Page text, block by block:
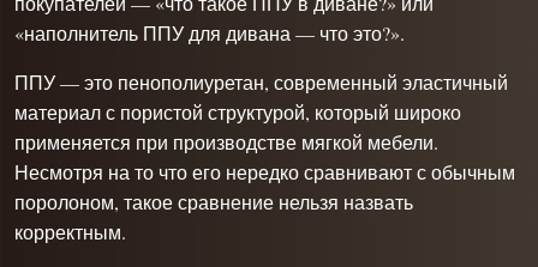
«наполнитель ППУ для дивана — что это?».
ППУ — это пенополиуретан, современный эластичный
материал с пористой структурой, который широко
применяется при производстве мягкой мебели.
Несмотря на то что его нередко сравнивают с обычным
поролоном, такое сравнение нельзя назвать
корректным.